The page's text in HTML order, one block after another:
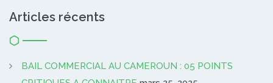
Articles récents
BAIL COMMERCIAL AU CAMEROUN : 05 POINTS